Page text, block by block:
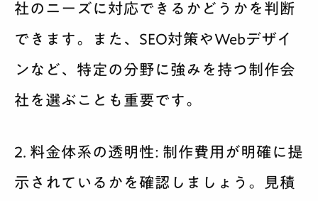
社のニーズに対応できるかどうかを判断
できます。また、SEO対策やWebデザイ
ンなど、特定の分野に強みを持つ制作会
社を選ぶことも重要です。
2. 料金体系の透明性: 制作費用が明確に提
示されているかを確認しましょう。見積